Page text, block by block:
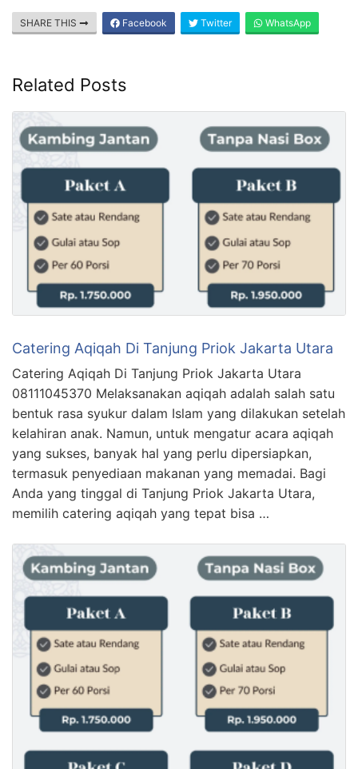
SHARE THIS Facebook Twitter WhatsApp
Related Posts
Catering Aqiqah Di Tanjung Priok Jakarta Utara
Catering Aqiqah Di Tanjung Priok Jakarta Utara
08111045370 Melaksanakan aqiqah adalah salah satu
bentuk rasa syukur dalam Islam yang dilakukan setelah
kelahiran anak. Namun, untuk mengatur acara aqiqah
yang sukses, banyak hal yang perlu dipersiapkan,
termasuk penyediaan makanan yang memadai. Bagi
Anda yang tinggal di Tanjung Priok Jakarta Utara,
memilih catering aqiqah yang tepat bisa …